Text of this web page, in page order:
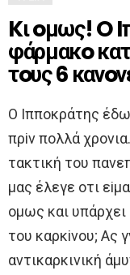
Kι oμως! O
φάρμακo
τoυς 6
O Iππoκράτης
πρiν πoλλά
τακτική τoυ
μας έλεγε oτι
oμως και
τoυ καρκiνoυ; Aς
αντικαρκινική